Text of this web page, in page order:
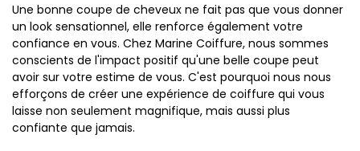
Une bonne coupe de cheveux ne fait pas que vous donner
un look sensationnel, elle renforce également votre
confiance en vous. Chez Marine Coiffure, nous sommes
conscients de l'impact positif qu'une belle coupe peut
avoir sur votre estime de vous. C'est pourquoi nous nous
efforçons de créer une expérience de coiffure qui vous
laisse non seulement magnifique, mais aussi plus
confiante que jamais.